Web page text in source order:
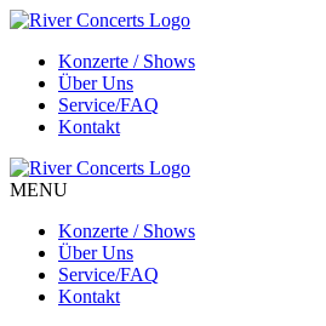
Konzerte / Shows
Über Uns
Service/FAQ
Kontakt
MENU
Konzerte / Shows
Über Uns
Service/FAQ
Kontakt